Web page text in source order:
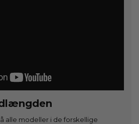
alle modeller i de forskellige